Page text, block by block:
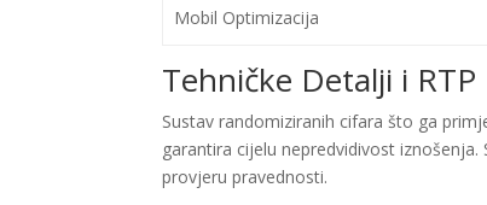
Mobil Optimizacija
Tehničke Detalji i RTP
Sustav randomiziranih cifara što ga
garantira cijelu nepredvidivost
provjeru pravednosti.